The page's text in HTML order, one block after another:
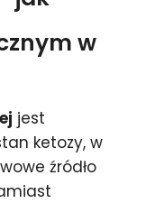
w
jest
ketozy, w
źródło